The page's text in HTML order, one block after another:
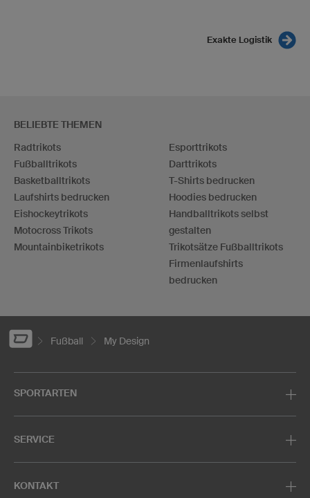
Exakte Logistik
BELIEBTE THEMEN
Radtrikots
Fußballtrikots
Basketballtrikots
Laufshirts bedrucken
Eishockeytrikots
Motocross Trikots
Mountainbiketrikots
Esporttrikots
Darttrikots
T-Shirts bedrucken
Hoodies bedrucken
Handballtrikots selbst
gestalten
Trikotsätze Fußballtrikots
Firmenlaufshirts
bedrucken
Fußball My Design
SPORTARTEN
SERVICE
KONTAKT